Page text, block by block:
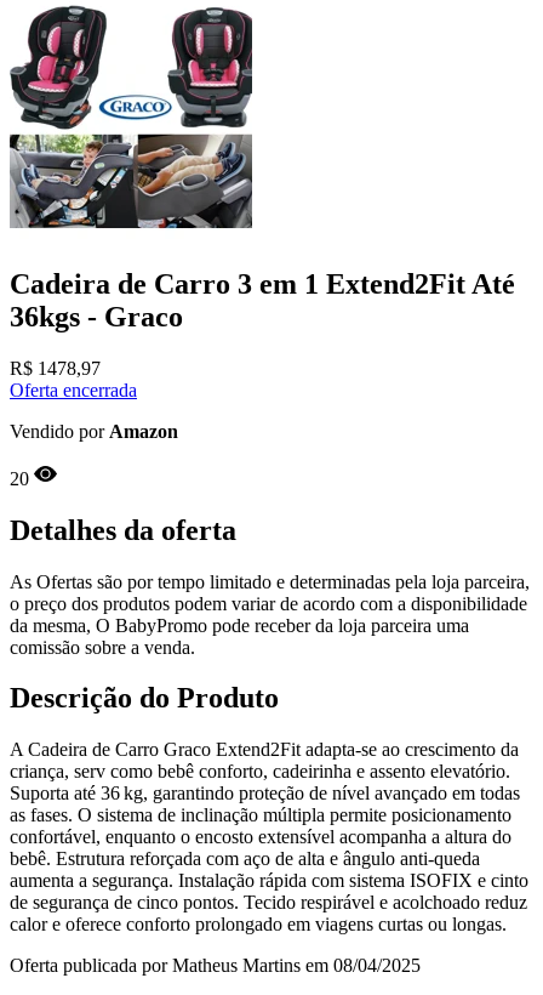
Cadeira de Carro 3 em 1 Extend2Fit Até
36kgs - Graco
R$ 1478,97
Oferta encerrada
Vendido por Amazon
20
Detalhes da oferta
As Ofertas são por tempo limitado e determinadas pela loja parceira,
o preço dos produtos podem variar de acordo com a disponibilidade
da mesma, O BabyPromo pode receber da loja parceira uma
comissão sobre a venda.
Descrição do Produto
A Cadeira de Carro Graco Extend2Fit adapta‑se ao crescimento da
criança, serv como bebê conforto, cadeirinha e assento elevatório.
Suporta até 36 kg, garantindo proteção de nível avançado em todas
as fases. O sistema de inclinação múltipla permite posicionamento
confortável, enquanto o encosto extensível acompanha a altura do
bebê. Estrutura reforçada com aço de alta e ângulo anti‑queda
aumenta a segurança. Instalação rápida com sistema ISOFIX e cinto
de segurança de cinco pontos. Tecido respirável e acolchoado reduz
calor e oferece conforto prolongado em viagens curtas ou longas.
Oferta publicada por Matheus Martins em 08/04/2025